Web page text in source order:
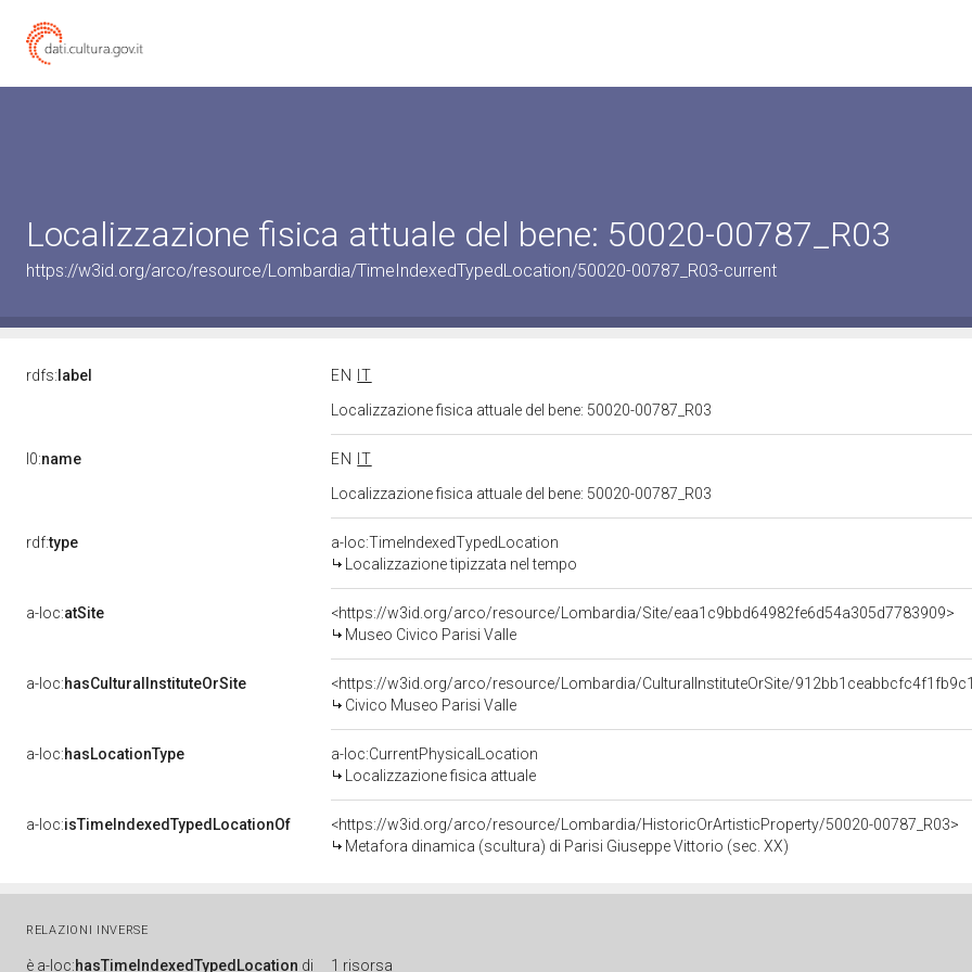
Localizzazione fisica attuale del bene: 50020-00787_R03
https://w3id.org/arco/resource/Lombardia/TimeIndexedTypedLocation/50020-00787_R03-current
rdfs: label EN
IT
Localizzazione fisica attuale del bene: 50020-00787_R03
l0:name EN
IT
Localizzazione fisica attuale del bene: 50020-00787_R03
rdf:type
a-loc:TimeIndexedTypedLocation
Localizzazione tipizzata nel tempo
a-loc:atSite
<https://w3id.org/arco/resource/Lombardia/Site/eaa1c9bbd64982fe6d54a305d7783909>
Museo Civico Parisi Valle
a-loc:hasCulturalInstituteOrSite
<https://w3id.org/arco/resource/Lombardia/CulturalInstituteOrSite/
Civico Museo Parisi Valle
a-loc:hasLocationType
a-loc:CurrentPhysicalLocation
Localizzazione fisica attuale
a-loc:isTimeIndexedTypedLocationOf
<https://w3id.org/arco/resource/Lombardia/HistoricOrArtisticProperty/50020-00787_R03>
Metafora dinamica (scultura) di Parisi Giuseppe Vittorio (sec. XX)
RELAZIONI INVERSE
è a-loc:hasTimeIndexedTypedLocation di 1 risorsa